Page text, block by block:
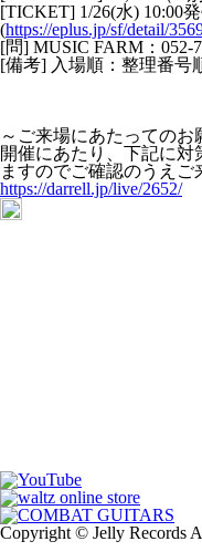
[TICKET] 1/26(水) 10:00
(https://eplus.jp/sf/detail/
[問] MUSIC FARM：052-
[備考] 入場順：整理番号
～ご来場にあたってのお
開催にあたり、下記に対
ますのでご確認のうえご
https://darrell.jp/live/2652/
Copyright © Jelly Records